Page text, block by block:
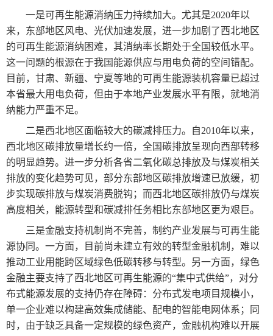
一是可再生能源消纳压力持续加大。尤其是2020年以
来，东部地区风电、光伏加速发展，进一步加剧了西北地区
的可再生能源消纳困难，其消纳率长期处于全国较低水平。
这一问题的根源在于我国能源供应与用电负荷的空间错配。
目前，甘肃、新疆、宁夏等地的可再生能源装机容量已超过
本省最大用电负荷，但由于本地产业发展水平有限，就地消
纳能力严重不足。
二是西北地区面临较大的碳减排压力。自2010年以来，
西北地区碳排放量增长约一倍，全国碳排放呈现向西部转移
的明显趋势。进一步分析各省二氧化碳总排放及与煤炭相关
排放的变化趋势可见，部分东部地区碳排放增速已放缓，初
步实现碳排放与煤炭消费脱钩；而西北地区碳排放仍与煤炭
高度相关，能源转型和碳减排任务相比东部地区更为艰巨。
三是金融支持机制尚不完善，制约产业发展与可再生能
源协同。一方面，目前尚未建立有效的转型金融机制，难以
推动工业用能跨区域绿色低碳转移与转型。另一方面，绿色
金融主要支持了西北地区可再生能源的“集中式供给”，对分
布式能源发展的支持仍存在障碍：分布式发电项目规模小，
单一企业难以构建高效集成储能、配电的智能电网体系；同
时，由于缺乏具备一定规模的绿色资产，金融机构难以开展